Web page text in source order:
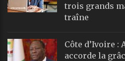
trois grands
traîne
Côte d’Ivoire :
accorde la